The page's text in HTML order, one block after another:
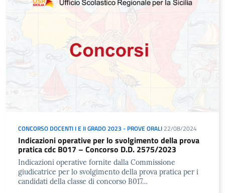
CONCORSO DOCENTI I E II GRADO 2023 - PROVE ORALI 22/08/2024
Indicazioni operative per lo svolgimento della prova
pratica cdc B017 – Concorso D.D. 2575/2023
Indicazioni operative fornite dalla Commissione
giudicatrice per lo svolgimento della prova pratica per i
candidati della classe di concorso B017…